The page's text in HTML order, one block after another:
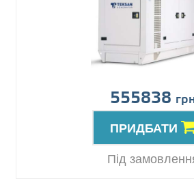
555838
ПРИДБАТИ
Під